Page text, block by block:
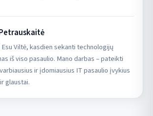
Viltė, kasdien sekanti technologijų
iš viso pasaulio. Mano darbas – pateikti
ir įdomiausius IT pasaulio įvykius
glaustai.